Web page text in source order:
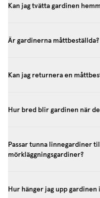
Kan jag tvätta gardinen
Är gardinerna måttbeställda?
Kan jag returnera en
Hur bred blir gardinen när
Passar tunna linnegardiner
mörkläggningsgardiner?
Hur hänger jag upp gardinen